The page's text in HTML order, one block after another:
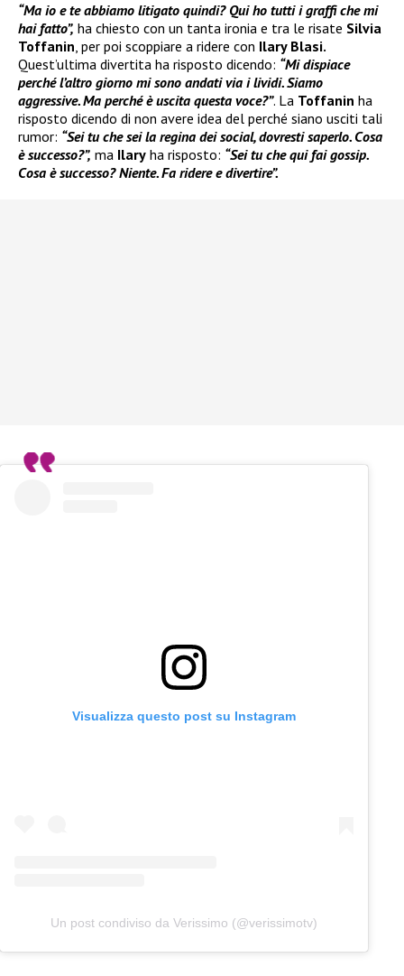
“Ma io e te abbiamo litigato quindi? Qui ho tutti i graffi che mi
hai fatto”, ha chiesto con un tanta ironia e tra le risate Silvia
Toffanin, per poi scoppiare a ridere con Ilary Blasi.
Quest’ultima divertita ha risposto dicendo: “Mi dispiace
perché l’altro giorno mi sono andati via i lividi. Siamo
aggressive. Ma perché è uscita questa voce?”. La Toffanin ha
risposto dicendo di non avere idea del perché siano usciti tali
rumor: “Sei tu che sei la regina dei social, dovresti saperlo. Cosa
è successo?”, ma Ilary ha risposto: “Sei tu che qui fai gossip.
Cosa è successo? Niente. Fa ridere e divertire”.
Visualizza questo post su Instagram
Un post condiviso da Verissimo (@verissimotv)